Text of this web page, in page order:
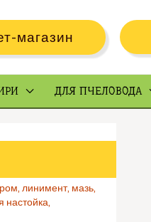
магазин
ДЛЯ ПЧЕЛОВОДА
, линимент, мазь,
настойка,